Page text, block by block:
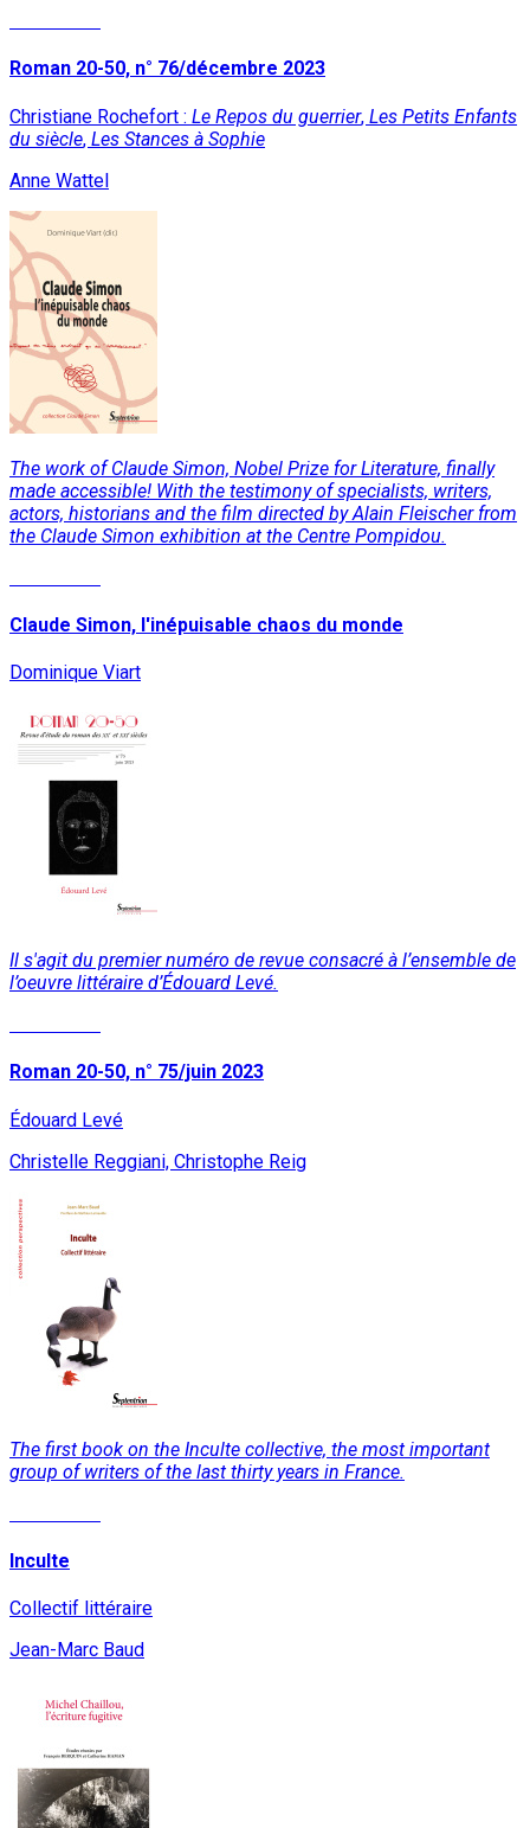
Roman 20-50, n° 76/décembre 2023
Christiane Rochefort : Le Repos du guerrier, Les Petits Enfants
du siècle, Les Stances à Sophie
Anne Wattel
The work of Claude Simon, Nobel Prize for Literature, finally
made accessible! With the testimony of specialists, writers,
actors, historians and the film directed by Alain Fleischer from
the Claude Simon exhibition at the Centre Pompidou.
Claude Simon, l'inépuisable chaos du monde
Dominique Viart
Il s'agit du premier numéro de revue consacré à l’ensemble de
l’oeuvre littéraire d’Édouard Levé.
Roman 20-50, n° 75/juin 2023
Édouard Levé
Christelle Reggiani, Christophe Reig
The first book on the Inculte collective, the most important
group of writers of the last thirty years in France.
Inculte
Collectif littéraire
Jean-Marc Baud